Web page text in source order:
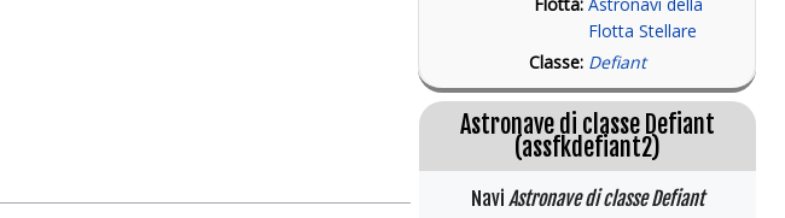
Flotta: Astronavi della
Flotta Stellare
Classe: Defiant
Astronave di classe Defiant
(assfkdefiant2)
Navi Astronave di classe Defiant